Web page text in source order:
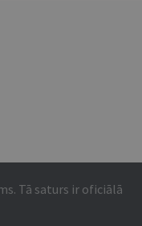
Tā saturs ir oficiālā